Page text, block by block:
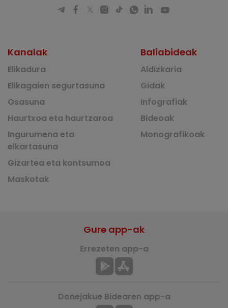
Kanalak
Elikadura
Elikagaien segurtasuna
Osasuna
Haurtxoa eta haurtzaroa
Ingurumena eta
elkartasuna
Gizartea eta kontsumoa
Maskotak
Baliabideak
Aldizkaria
Gidak
Infografiak
Bideoak
Monografikoak
Gure app-ak
Errezeten app-a
Donejakue Bidearen app-a